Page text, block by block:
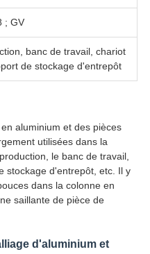
; GV
banc de travail, chariot
de stockage d'entrepôt
aluminium et des pièces
utilisées dans la
le banc de travail,
stockage d'entrepôt, etc. Il y
dans la colonne en
saillante de pièce de
d'aluminium et